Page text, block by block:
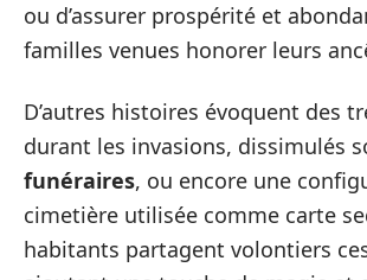
ou d’assurer prospérité et
familles venues honorer leurs
D’autres histoires évoquent des
durant les invasions, dissimulés
funéraires, ou encore une
cimetière utilisée comme carte
habitants partagent volontiers